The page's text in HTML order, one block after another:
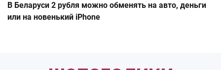
В Беларуси 2 рубля можно обменять на авто, деньги
или на новенький iPhone